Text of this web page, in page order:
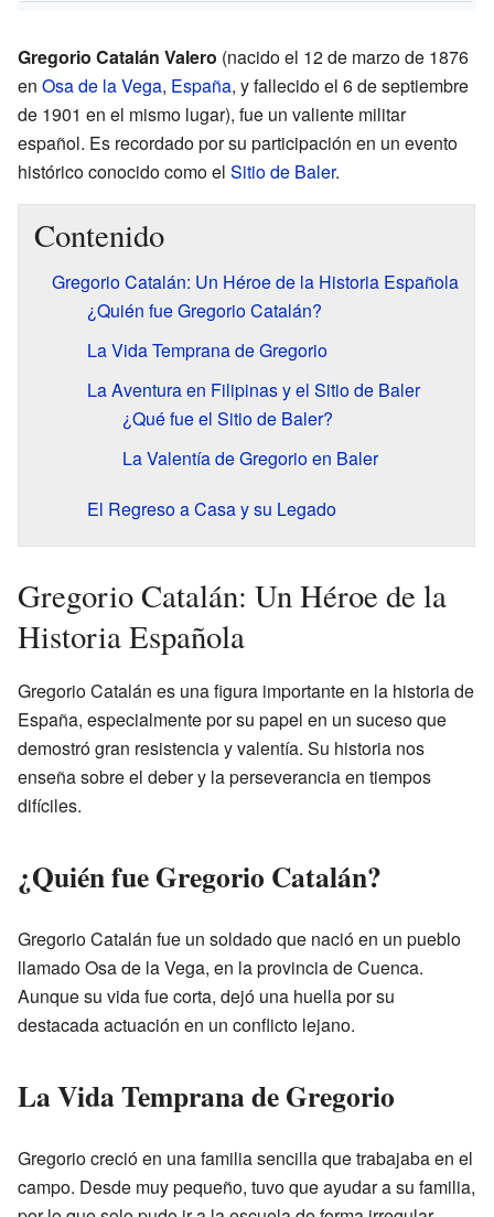
Gregorio Catalán Valero (nacido el 12 de marzo de 1876
en Osa de la Vega, España, y fallecido el 6 de septiembre
de 1901 en el mismo lugar), fue un valiente militar
español. Es recordado por su participación en un evento
histórico conocido como el Sitio de Baler.
Contenido
Gregorio Catalán: Un Héroe de la Historia Española
¿Quién fue Gregorio Catalán?
La Vida Temprana de Gregorio
La Aventura en Filipinas y el Sitio de Baler
¿Qué fue el Sitio de Baler?
La Valentía de Gregorio en Baler
El Regreso a Casa y su Legado
Gregorio Catalán: Un Héroe de la
Historia Española
Gregorio Catalán es una figura importante en la historia de
España, especialmente por su papel en un suceso que
demostró gran resistencia y valentía. Su historia nos
enseña sobre el deber y la perseverancia en tiempos
difíciles.
¿Quién fue Gregorio Catalán?
Gregorio Catalán fue un soldado que nació en un pueblo
llamado Osa de la Vega, en la provincia de Cuenca.
Aunque su vida fue corta, dejó una huella por su
destacada actuación en un conflicto lejano.
La Vida Temprana de Gregorio
Gregorio creció en una familia sencilla que trabajaba en el
campo. Desde muy pequeño, tuvo que ayudar a su familia,